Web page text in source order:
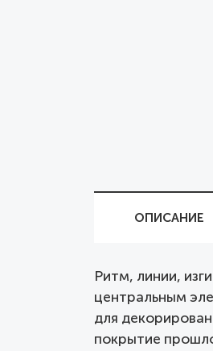
ОПИСАНИЕ
Ритм, линии,
центральным
для
покрытие